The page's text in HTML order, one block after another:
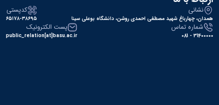
فناورینشانی
همدان، چهارباغ شهید مصطفی احمدی روشن، دانشگاه بوعلی سینا
کدپستی
۶۵۱۷۸-۳۸۶۹۵
شماره تماس
31400000 - 081
پست الکترونیک
public_relation[at]basu.ac.ir